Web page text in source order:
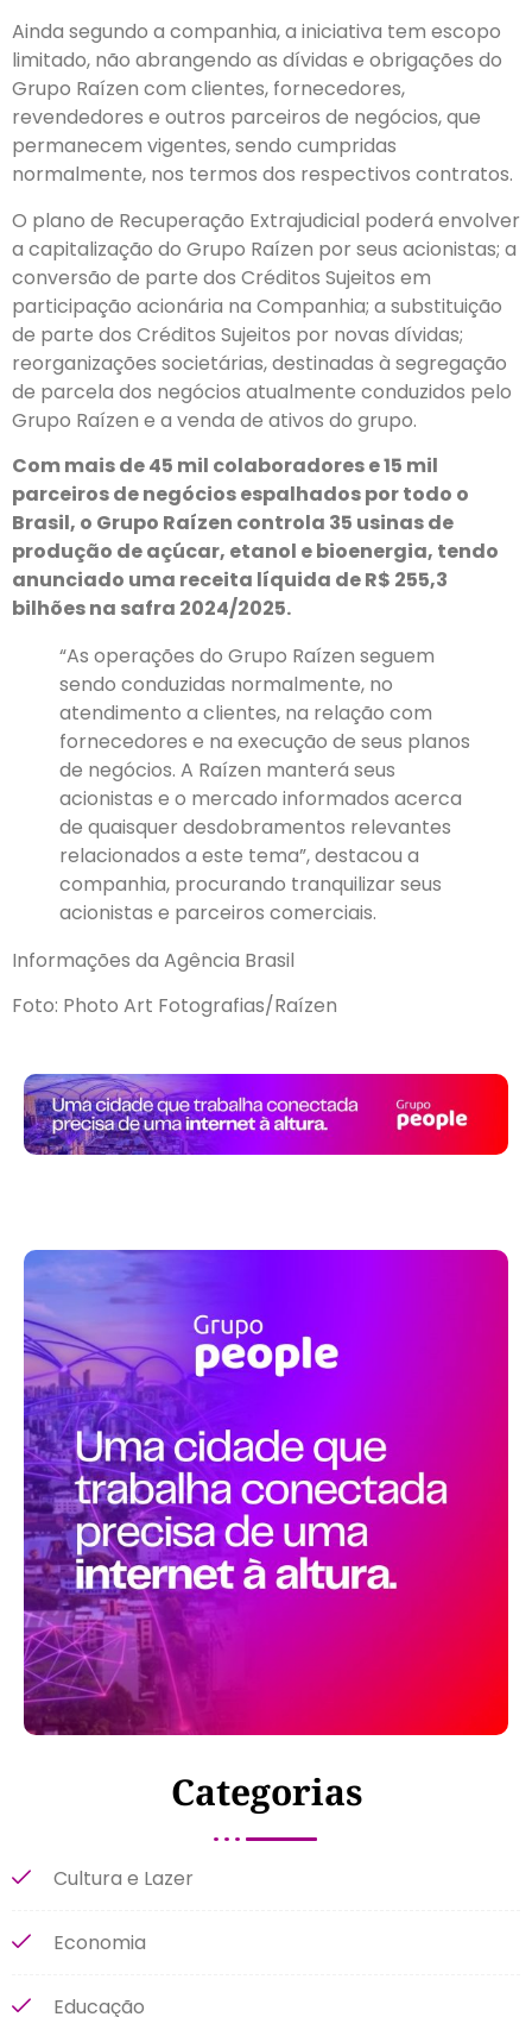
Ainda segundo a companhia, a iniciativa tem escopo
limitado, não abrangendo as dívidas e obrigações do
Grupo Raízen com clientes, fornecedores,
revendedores e outros parceiros de negócios, que
permanecem vigentes, sendo cumpridas
normalmente, nos termos dos respectivos contratos.
O plano de Recuperação Extrajudicial poderá envolver
a capitalização do Grupo Raízen por seus acionistas; a
conversão de parte dos Créditos Sujeitos em
participação acionária na Companhia; a substituição
de parte dos Créditos Sujeitos por novas dívidas;
reorganizações societárias, destinadas à segregação
de parcela dos negócios atualmente conduzidos pelo
Grupo Raízen e a venda de ativos do grupo.
Com mais de 45 mil colaboradores e 15 mil
parceiros de negócios espalhados por todo o
Brasil, o Grupo Raízen controla 35 usinas de
produção de açúcar, etanol e bioenergia, tendo
anunciado uma receita líquida de R$ 255,3
bilhões na safra 2024/2025.
“As operações do Grupo Raízen seguem
sendo conduzidas normalmente, no
atendimento a clientes, na relação com
fornecedores e na execução de seus planos
de negócios. A Raízen manterá seus
acionistas e o mercado informados acerca
de quaisquer desdobramentos relevantes
relacionados a este tema”, destacou a
companhia, procurando tranquilizar seus
acionistas e parceiros comerciais.
Informações da Agência Brasil
Foto: Photo Art Fotografias/Raízen
Categorias
Cultura e Lazer
Economia
Educação